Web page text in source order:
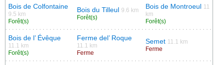
Bois de Colfontaine
9.5 km
Forêt(s)
Bois du Tilleul 9.6 km
Forêt(s)
Bois de Montroeul 11
km
Forêt(s)
Bois de l’ Évêque
11.1 km
Forêt(s)
Ferme del’ Roque
11.1 km
Ferme
Semet 11.1 km
Ferme